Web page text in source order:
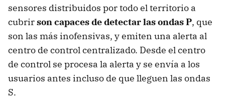
sensores distribuidos por todo el territorio a
cubrirson capaces de detectar las ondas P, que
son las más inofensivas, y emiten una alerta al
centro de control centralizado. Desde el centro
de control se procesa la alerta y se envía a los
usuarios antes incluso de que lleguen las ondas
S.